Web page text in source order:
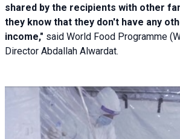
shared by the recipients with other
they know that they don't have any
income," said World Food Programme
Director Abdallah Alwardat.